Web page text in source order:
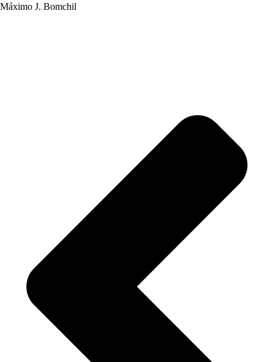
Máximo J. Bomchil